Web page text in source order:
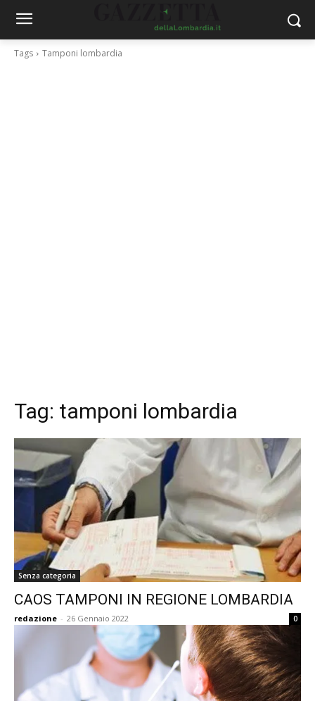
Tags Tamponi lombardia
Tag: tamponi lombardia
Senza categoria
CAOS TAMPONI IN REGIONE LOMBARDIA
redazione - 26 Gennaio 2022 0